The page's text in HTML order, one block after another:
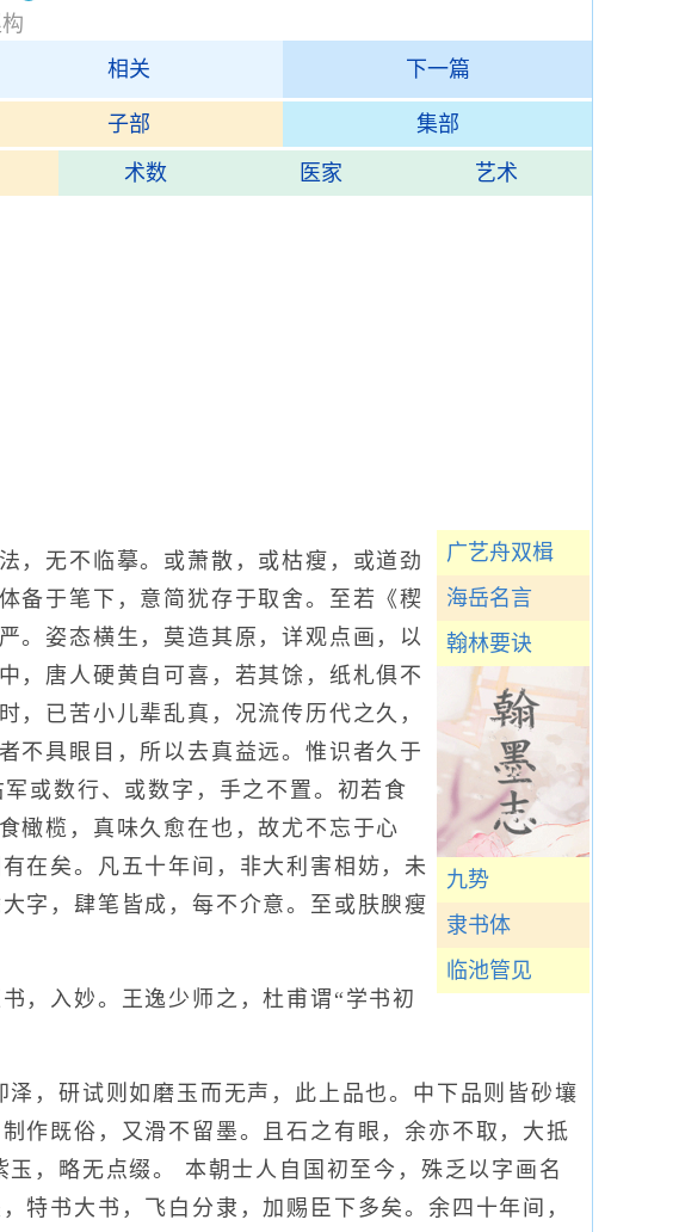
相关 下一篇
子部 集部
术数 医家 艺术
广艺舟双楫
海岳名言
翰林要诀
九势
隶书体
临池管见
无不临摹。或萧散，或枯瘦，或道劲
备于笔下，意简犹存于取舍。至若《稧
。姿态横生，莫造其原，详观点画，以
，唐人硬黄自可喜，若其馀，纸札俱不
，已苦小儿辈乱真，况流传历代之久，
不具眼目，所以去真益远。惟识者久于
或数行、或数字，手之不置。初若食
橄榄，真味久愈在也，故尤不忘于心
在矣。凡五十年间，非大利害相妨，未
字，肆笔皆成，每不介意。至或肤腴瘦
入妙。王逸少师之，杜甫谓“学书初
研试则如磨玉而无声，此上品也。中下品则皆砂壤
作既俗，又滑不留墨。且石之有眼，余亦不取，大抵
，略无点缀。 本朝士人自国初至今，殊乏以字画名
特书大书，飞白分隶，加赐臣下多矣。余四十年间，